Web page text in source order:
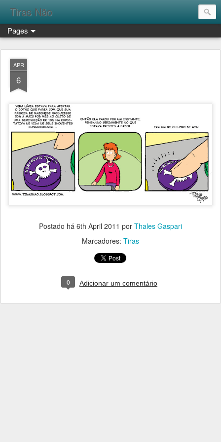
Tiras Não
Pages
APR
6
Postado há 6th April 2011 por Thales Gaspari
Marcadores: Tiras
0 Adicionar um comentário